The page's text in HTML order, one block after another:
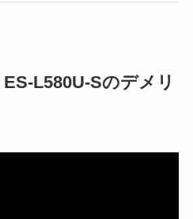
L580U-Sのデメリ